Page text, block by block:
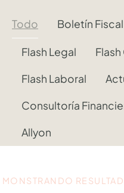
Todo Boletín
Flash Legal
Flash Laboral
Consultoría
Allyon
MONSTRANDO